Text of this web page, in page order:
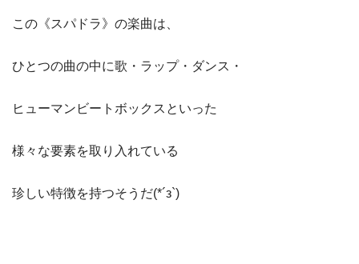
この《スパドラ》の楽曲は、
ひとつの曲の中に歌・ラップ・ダンス・
ヒューマンビートボックスといった
様々な要素を取り入れている
珍しい特徴を持つそうだ(*´з`)